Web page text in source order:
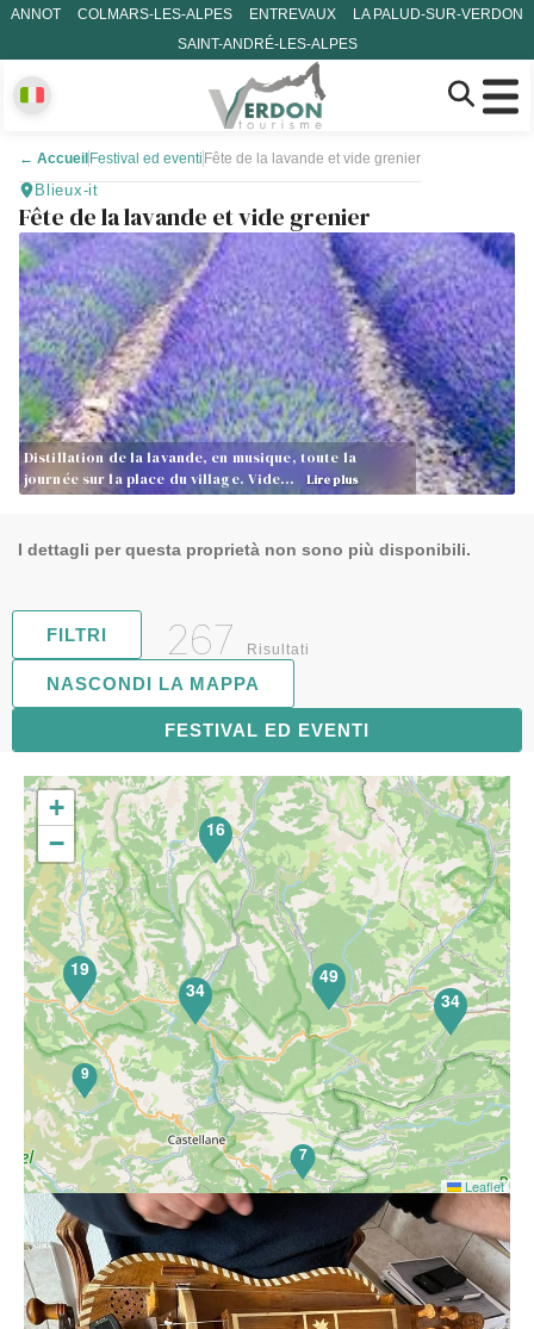
ANNOT COLMARS-LES-ALPES ENTREVAUX
LA PALUD-SUR-VERDON
SAINT-ANDRÉ-LES-ALPES
← Accueil Festival ed eventi Fête de la lavande et vide grenier
Blieux-it
Fête de la lavande et vide grenier
Distillation de la lavande, en musique, toute la
journée sur la place du village. Vide…
Lire plus
I dettagli per questa proprietà non sono più disponibili.
FILTRI 267 Risultati
FESTIVAL ED EVENTI
NASCONDI LA MAPPA
Un beau week-end de musique Occitane bien ancré dans
les traditions de Colmars-les-Alpes .
7
9
19
34
49
34
16
68
+
−
Leaflet